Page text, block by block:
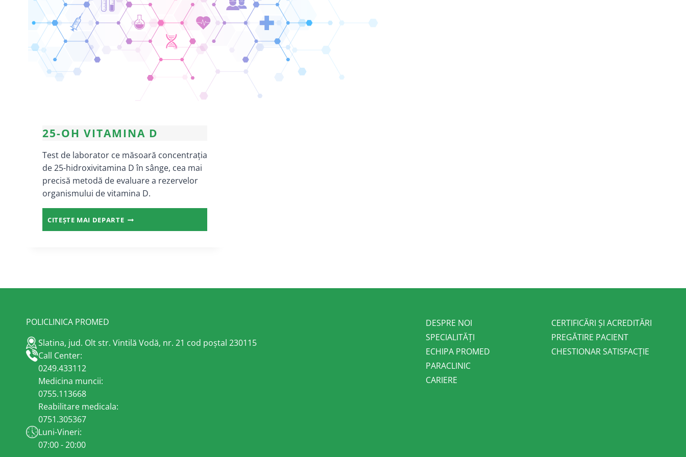
25-OH VITAMINA D
Test de laborator ce măsoară concentrația
de 25-hidroxivitamina D în sânge, cea mai
precisă metodă de evaluare a rezervelor
organismului de vitamina D.
CITEȘTE MAI DEPARTE25-
POLICLINICA PROMED
Slatina, jud. Olt str. Vintilă Vodă, nr. 21 cod poștal 230115
Call Center:
0249.433112
Medicina muncii:
0755.113668
Reabilitare medicala:
0751.305367
Luni-Vineri:
07:00 - 20:00
DESPRE NOI
SPECIALITĂȚI
ECHIPA PROMED
PARACLINIC
CARIERE
CERTIFICĂRI ȘI ACREDITĂRI
PREGĂTIRE PACIENT
CHESTIONAR SATISFACȚIE